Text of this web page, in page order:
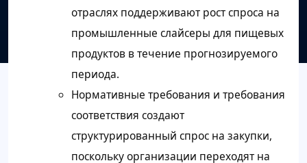
отраслях поддерживают рост спроса на
промышленные слайсеры для пищевых
продуктов в течение прогнозируемого
периода.
Нормативные требования и требования
соответствия создают
структурированный спрос на закупки,
поскольку организации переходят на